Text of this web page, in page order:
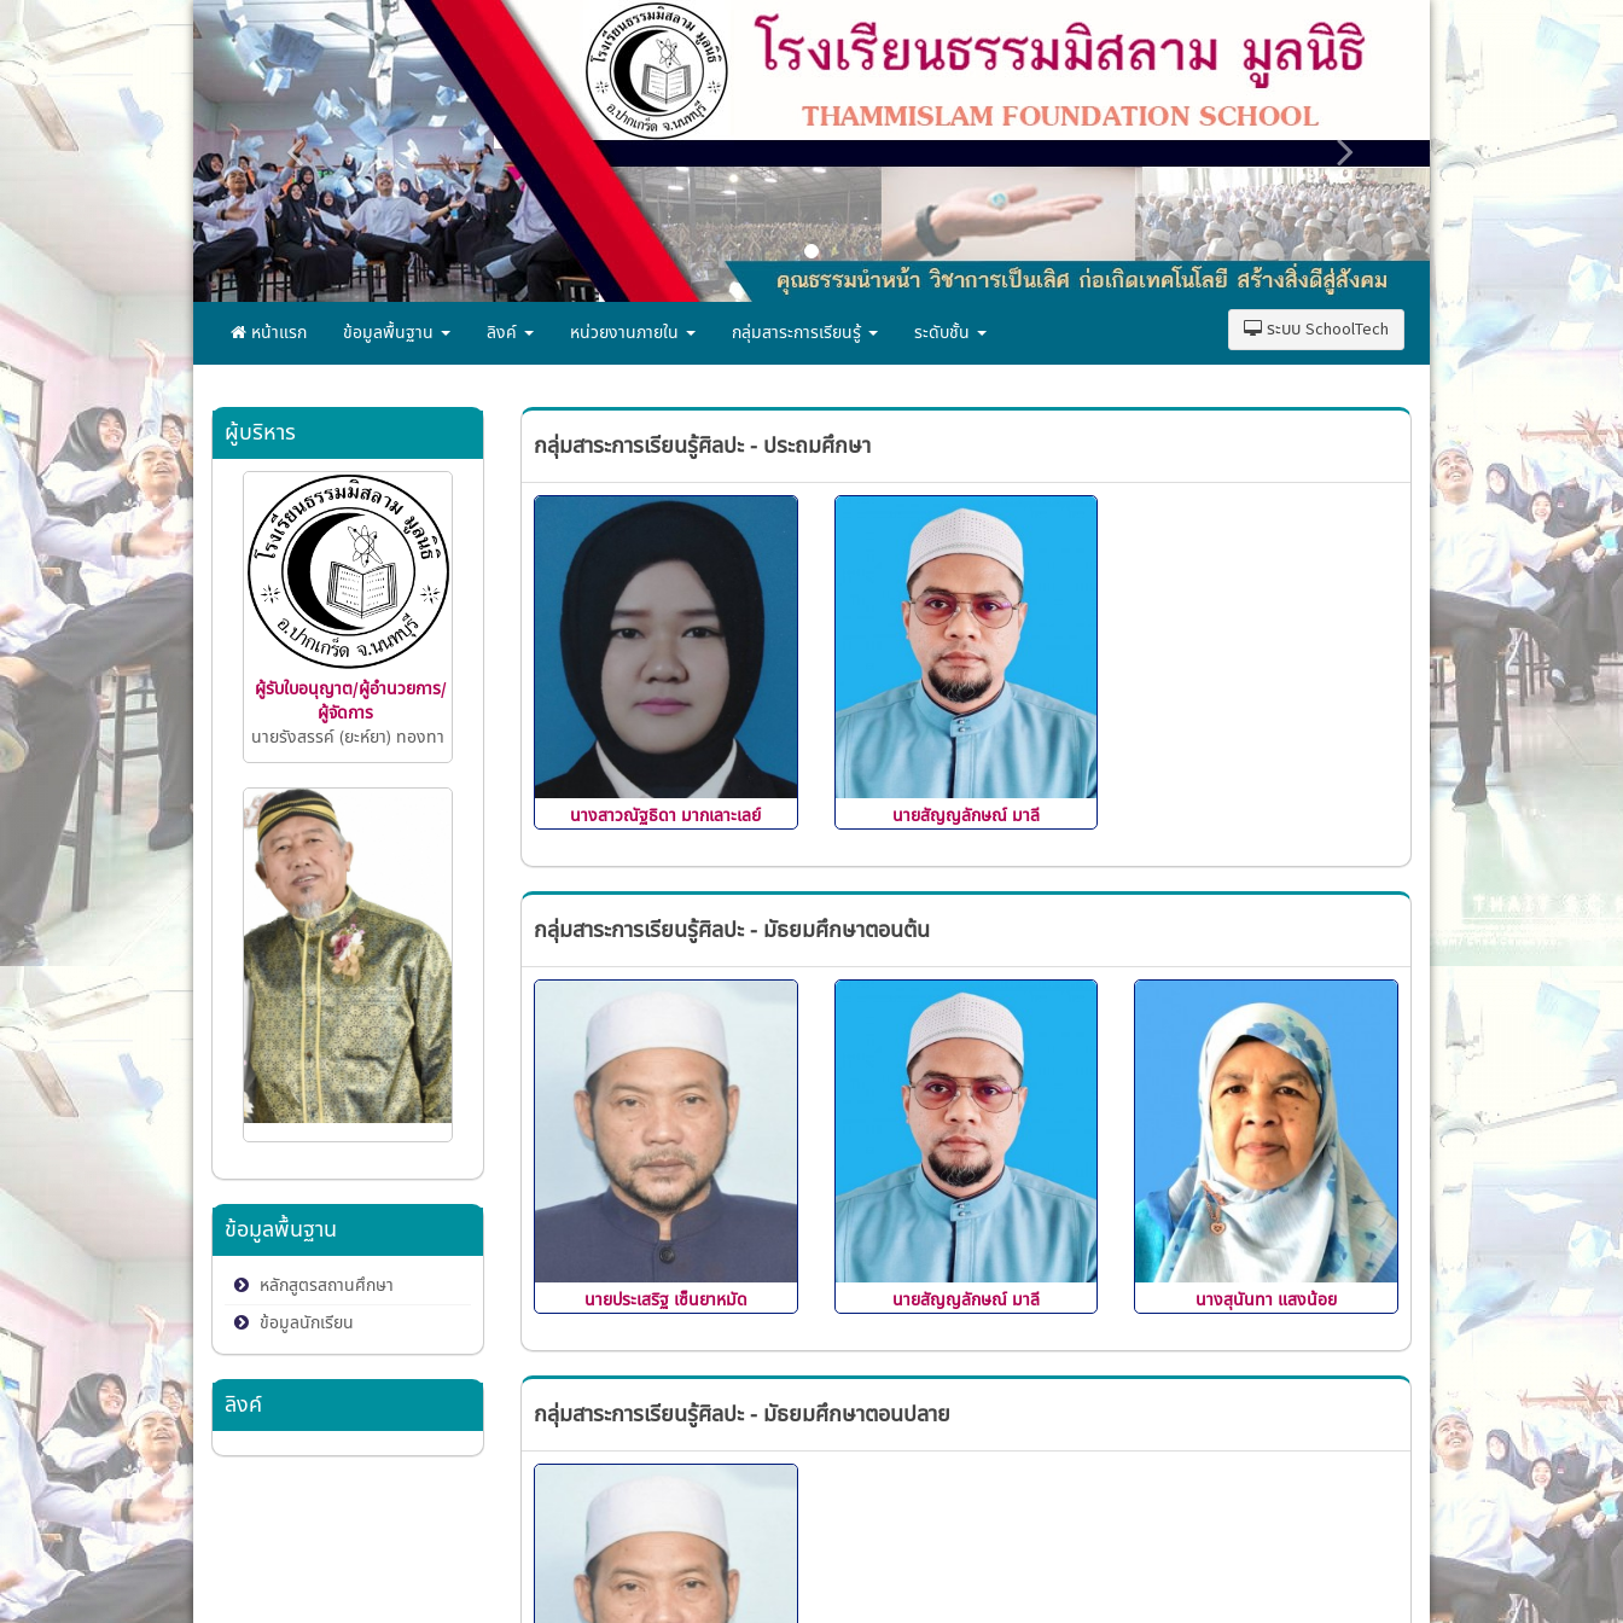
หน้าแรก ข้อมูลพื้นฐาน ลิงค์ หน่วยงานภายใน กลุ่มสาระการเรียนรู้ ระดับชั้น ระบบ SchoolTech
ผู้บริหาร
ผู้รับใบอนุญาต/ผู้อำนวยการ/
ผู้จัดการ
นายรังสรรค์ (ยะห์ยา) ทองทา
ข้อมูลพื้นฐาน
หลักสูตรสถานศึกษา
ข้อมูลนักเรียน
ลิงค์
กลุ่มสาระการเรียนรู้ศิลปะ - ประถมศึกษา
นางสาวณัฐธิดา มากเลาะเลย์ นายสัญญลักษณ์ มาลี
กลุ่มสาระการเรียนรู้ศิลปะ - มัธยมศึกษาตอนต้น
นายประเสริฐ เซ็นยาหมัด นายสัญญลักษณ์ มาลี นางสุนันทา แสงน้อย
กลุ่มสาระการเรียนรู้ศิลปะ - มัธยมศึกษาตอนปลาย